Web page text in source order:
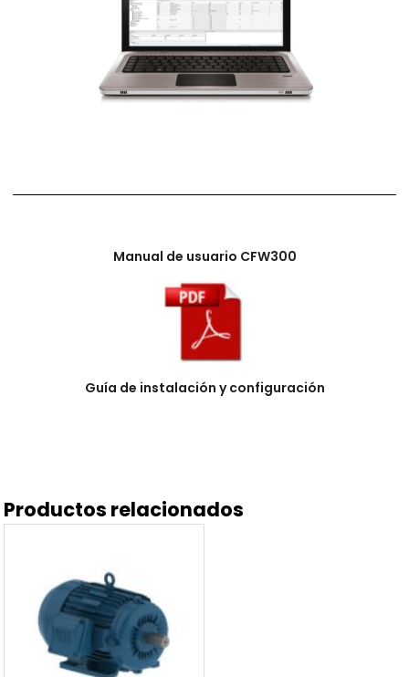
Manual de usuario CFW300
Guía de instalación y configuración
Productos relacionados